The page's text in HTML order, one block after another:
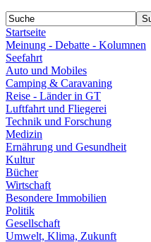
Startseite
Meinung - Debatte - Kolumnen
Seefahrt
Auto und Mobiles
Camping & Caravaning
Reise - Länder in GT
Luftfahrt und Fliegerei
Technik und Forschung
Medizin
Ernährung und Gesundheit
Kultur
Bücher
Wirtschaft
Besondere Immobilien
Politik
Gesellschaft
Umwelt, Klima, Zukunft